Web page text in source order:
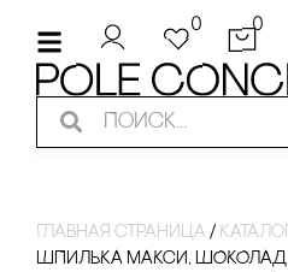
0 0
Главная страница / Каталог
ШПИЛЬКА МАКсИ, ШОКОЛАД